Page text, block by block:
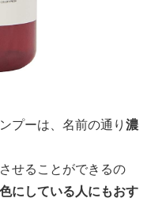
プーは、名前の通り 濃
せることができるの
にしている人にもおす